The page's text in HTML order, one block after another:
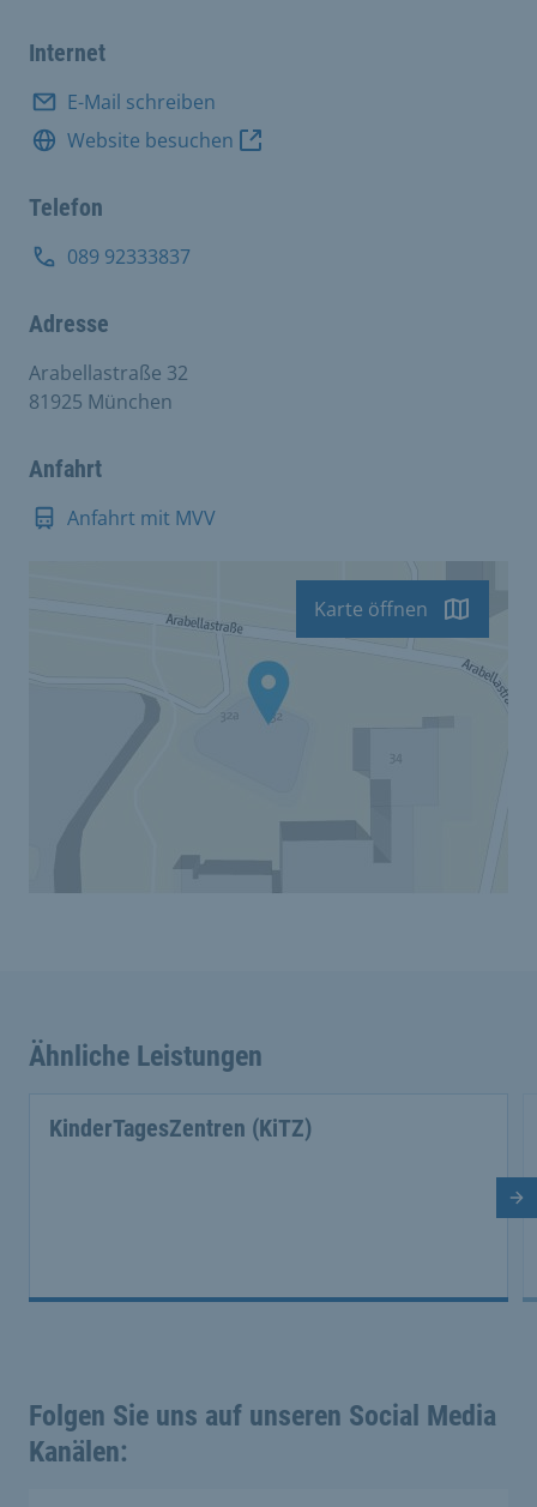
Internet
E-Mail schreiben
Website besuchen
Telefon
089 92333837
Adresse
Arabellastraße 32
81925 München
Anfahrt
Anfahrt mit MVV
Karte öffnen
Ähnliche Leistungen
KinderTagesZentren (KiTZ)
Folgen Sie uns auf unseren Social Media
Kanälen: